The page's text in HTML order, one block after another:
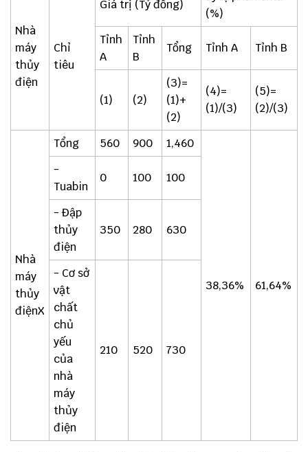
Nhà
máy
thủy
điện
Chỉ
tiêu
Giá trị (Tỷ đồng)
(%)
Tỉnh
A
Tỉnh
B
Tổng Tỉnh A Tỉnh B
(1) (2)
(3)=
(1)+
(2)
(4)=
(1)/(3)
(5)=
(2)/(3)
Nhà
máy
thủy
điệnX
Tổng 560 900 1,460
38,36% 61,64%
-
Tuabin
0 100 100
- Đập
thủy
điện
350 280 630
- Cơ sở
vật
chất
chủ
yếu
của
nhà
máy
thủy
điện
210 520 730